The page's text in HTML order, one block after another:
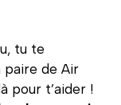
tu te
paire de Air
pour t’aider !